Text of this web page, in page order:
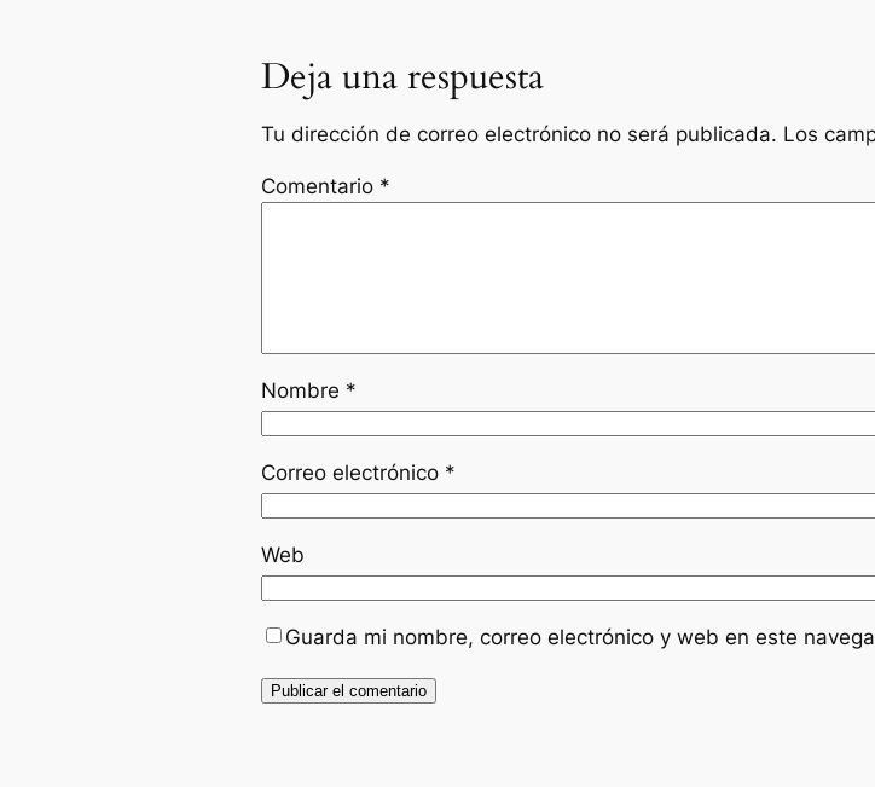
Deja una respuesta
Tu dirección de correo electrónico no será publicada. Los
Comentario *
Nombre *
Correo electrónico *
Web
Guarda mi nombre, correo electrónico y web en este